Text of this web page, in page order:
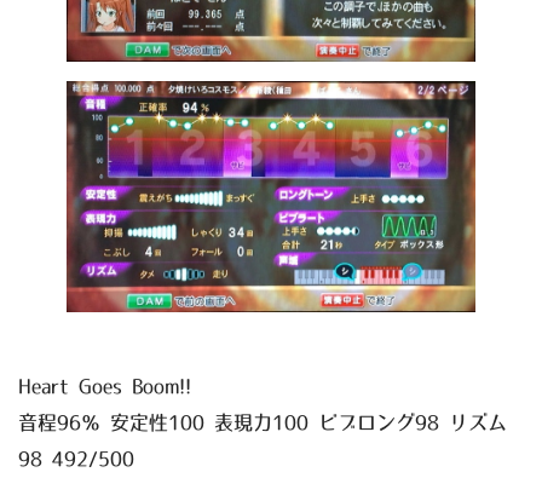
Heart Goes Boom!!
音程96％ 安定性100 表現力100 ビブロング98 リズム
98 492/500